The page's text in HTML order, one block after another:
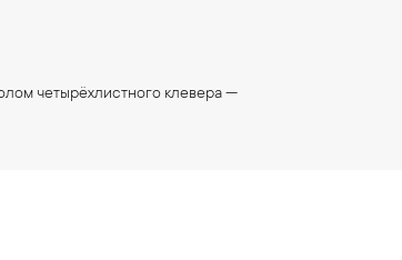
четырёхлистного клевера —